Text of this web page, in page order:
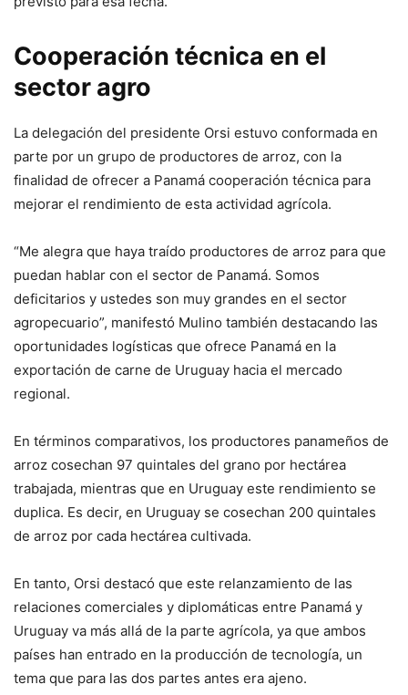
Cooperación técnica en el
sector agro
La delegación del presidente Orsi estuvo conformada en
parte por un grupo de productores de arroz, con la
finalidad de ofrecer a Panamá cooperación técnica para
mejorar el rendimiento de esta actividad agrícola.
“Me alegra que haya traído productores de arroz para que
puedan hablar con el sector de Panamá. Somos
deficitarios y ustedes son muy grandes en el sector
agropecuario”, manifestó Mulino también destacando las
oportunidades logísticas que ofrece Panamá en la
exportación de carne de Uruguay hacia el mercado
regional.
En términos comparativos, los productores panameños de
arroz cosechan 97 quintales del grano por hectárea
trabajada, mientras que en Uruguay este rendimiento se
duplica. Es decir, en Uruguay se cosechan 200 quintales
de arroz por cada hectárea cultivada.
En tanto, Orsi destacó que este relanzamiento de las
relaciones comerciales y diplomáticas entre Panamá y
Uruguay va más allá de la parte agrícola, ya que ambos
países han entrado en la producción de tecnología, un
tema que para las dos partes antes era ajeno.